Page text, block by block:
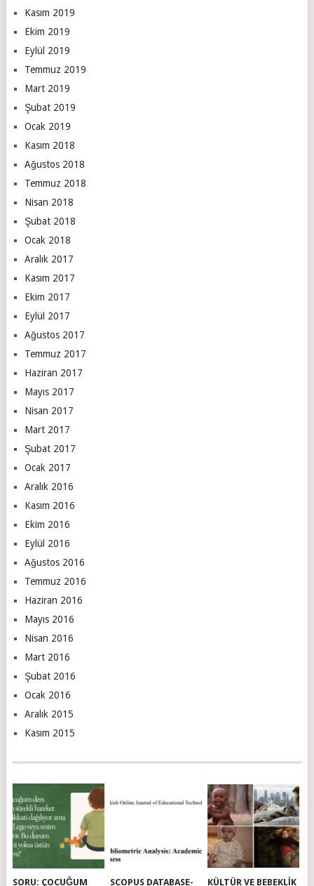
Kasım 2019
Ekim 2019
Eylül 2019
Temmuz 2019
Mart 2019
Şubat 2019
Ocak 2019
Kasım 2018
Ağustos 2018
Temmuz 2018
Nisan 2018
Şubat 2018
Ocak 2018
Aralık 2017
Kasım 2017
Ekim 2017
Eylül 2017
Ağustos 2017
Temmuz 2017
Haziran 2017
Mayıs 2017
Nisan 2017
Mart 2017
Şubat 2017
Ocak 2017
Aralık 2016
Kasım 2016
Ekim 2016
Eylül 2016
Ağustos 2016
Temmuz 2016
Haziran 2016
Mayıs 2016
Nisan 2016
Mart 2016
Şubat 2016
Ocak 2016
Aralık 2015
Kasım 2015
SORU: ÇOCUĞUM SCOPUS DATABASE- KÜLTÜR VE BEBEKLIK